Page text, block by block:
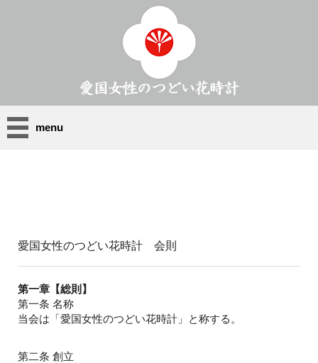
menu
愛国女性のつどい花時計 会則
第一章【総則】
第一条 名称
当会は「愛国女性のつどい花時計」と称する。
第二条 創立